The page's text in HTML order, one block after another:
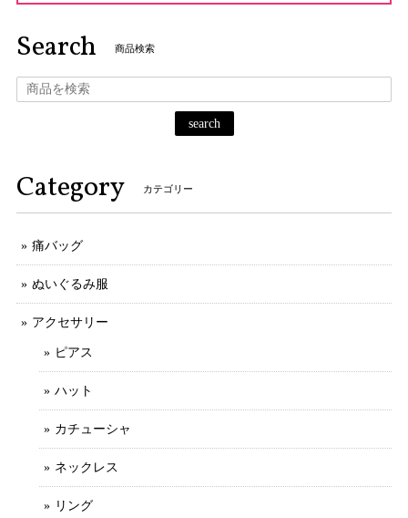
Search 商品検索
search
Category カテゴリー
痛バッグ
ぬいぐるみ服
アクセサリー
ピアス
ハット
カチューシャ
ネックレス
リング